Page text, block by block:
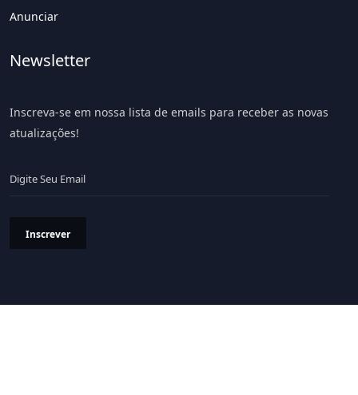
Anunciar
Newsletter
Inscreva-se em nossa lista de emails para receber as novas
atualizações!
Inscrever